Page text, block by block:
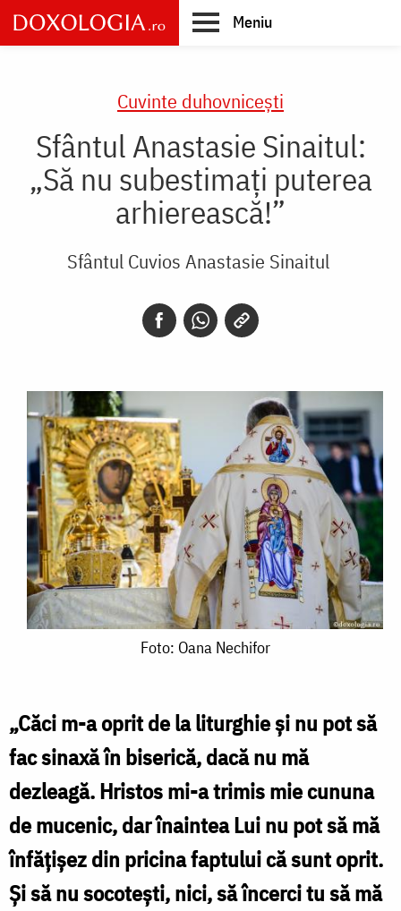
Skip
to
main
Meniu
Cuvinte duhovnicești
Sfântul Anastasie Sinaitul:
„Să nu subestimați puterea
arhierească!”
Sfântul Cuvios Anastasie Sinaitul
Foto: Oana Nechifor
„Căci m-a oprit de la liturghie și nu pot să
fac sinaxă în biserică, dacă nu mă
dezleagă. Hristos mi-a trimis mie cununa
de mucenic, dar înaintea Lui nu pot să mă
înfățișez din pricina faptului că sunt oprit.
Și să nu socotești, nici, să încerci tu să mă